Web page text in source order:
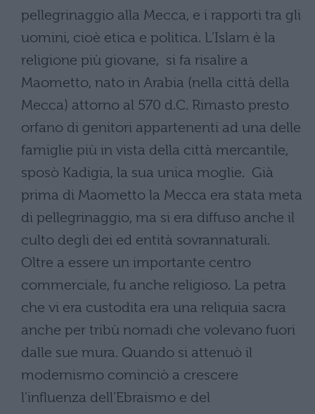
pellegrinaggio alla Mecca, e i rapporti tra gli
uomini, cioè etica e politica. L’Islam è la
religione più giovane, si fa risalire a
Maometto, nato in Arabia (nella città della
Mecca) attorno al 570 d.C. Rimasto presto
orfano di genitori appartenenti ad una delle
famiglie più in vista della città mercantile,
sposò Kadigia, la sua unica moglie. Già
prima di Maometto la Mecca era stata meta
di pellegrinaggio, ma si era diffuso anche il
culto degli dei ed entità sovrannaturali.
Oltre a essere un importante centro
commerciale, fu anche religioso. La petra
che vi era custodita era una reliquia sacra
anche per tribù nomadi che volevano fuori
dalle sue mura. Quando si attenuò il
modernismo cominciò a crescere
l’influenza dell’Ebraismo e del